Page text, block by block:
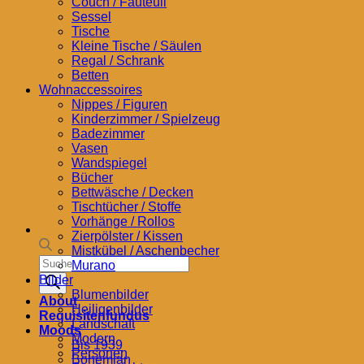
Products
search
About
Requisitenfundus
Moods
Bis 1939
Bohemian
Sessel
Tische
Kleine Tische / Säulen
Regal / Schrank
Betten
Wohnaccessoires
Nippes / Figuren
Kinderzimmer / Spielzeug
Badezimmer
Vasen
Wandspiegel
Bücher
Bettwäsche / Decken
Tischtücher / Stoffe
Vorhänge / Rollos
Zierpölster / Kissen
Mistkübel / Aschenbecher
Murano
Bilder
Blumenbilder
Heiligenbilder
Landschaft
Modern
Personen